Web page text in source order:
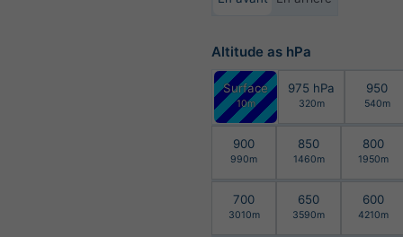
Altitude as hPa
Surface
10m
975 hPa
320m
950
540m
900
990m
850
1460m
800
1950m
700
3010m
650
3590m
600
4210m